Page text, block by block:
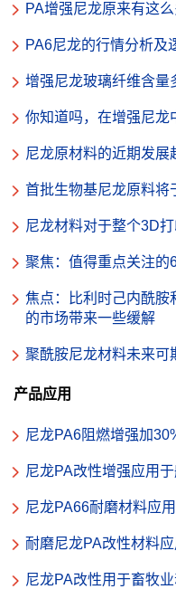
PA增强尼龙原来有这么
PA6尼龙的行情分析及
增强尼龙玻璃纤维含量
你知道吗，在增强尼龙
尼龙原材料的近期发展
首批生物基尼龙原料将
尼龙材料对于整个3D
聚焦：值得重点关注的
焦点：比利时己内酰胺
的市场带来一些缓解
聚酰胺尼龙材料未来可
产品应用
尼龙PA6阻燃增强加
尼龙PA改性增强应用
尼龙PA66耐磨材料应
耐磨尼龙PA改性材料
尼龙PA改性用于畜牧